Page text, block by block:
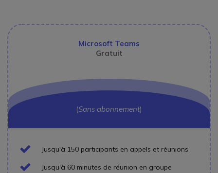
Microsoft Teams
Gratuit
(Sans abonnement)
Icon
Jusqu'à 150 participants en appels et réunions
Icon
Jusqu'à 60 minutes de réunion en groupe